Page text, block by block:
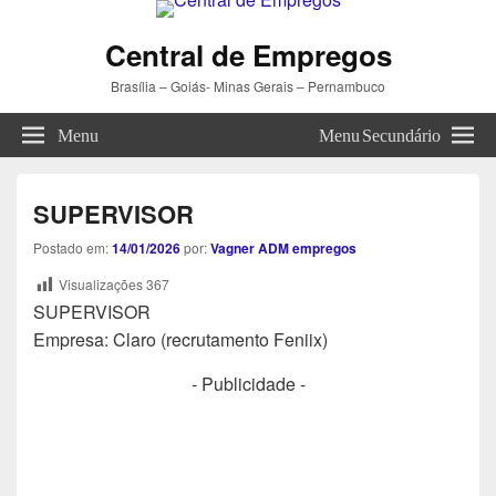
Central de Empregos
Brasília – Goiás- Minas Gerais – Pernambuco
Menu Menu Secundário
SUPERVISOR
Postado em:14/01/2026por:Vagner ADM empregos
Visualizações367
SUPERVISOR
Empresa: Claro (recrutamento Feniix)
- Publicidade -